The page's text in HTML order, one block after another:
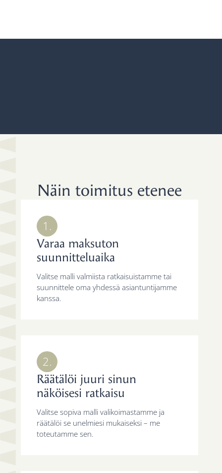
Näin toimitus etenee
1.
Varaa maksuton
suunnitteluaika
Valitse malli valmiista ratkaisuistamme tai
suunnittele oma yhdessä asiantuntijamme
kanssa.
2.
Räätälöi juuri sinun
näköisesi ratkaisu
Valitse sopiva malli valikoimastamme ja
räätälöi se unelmiesi mukaiseksi – me
toteutamme sen.